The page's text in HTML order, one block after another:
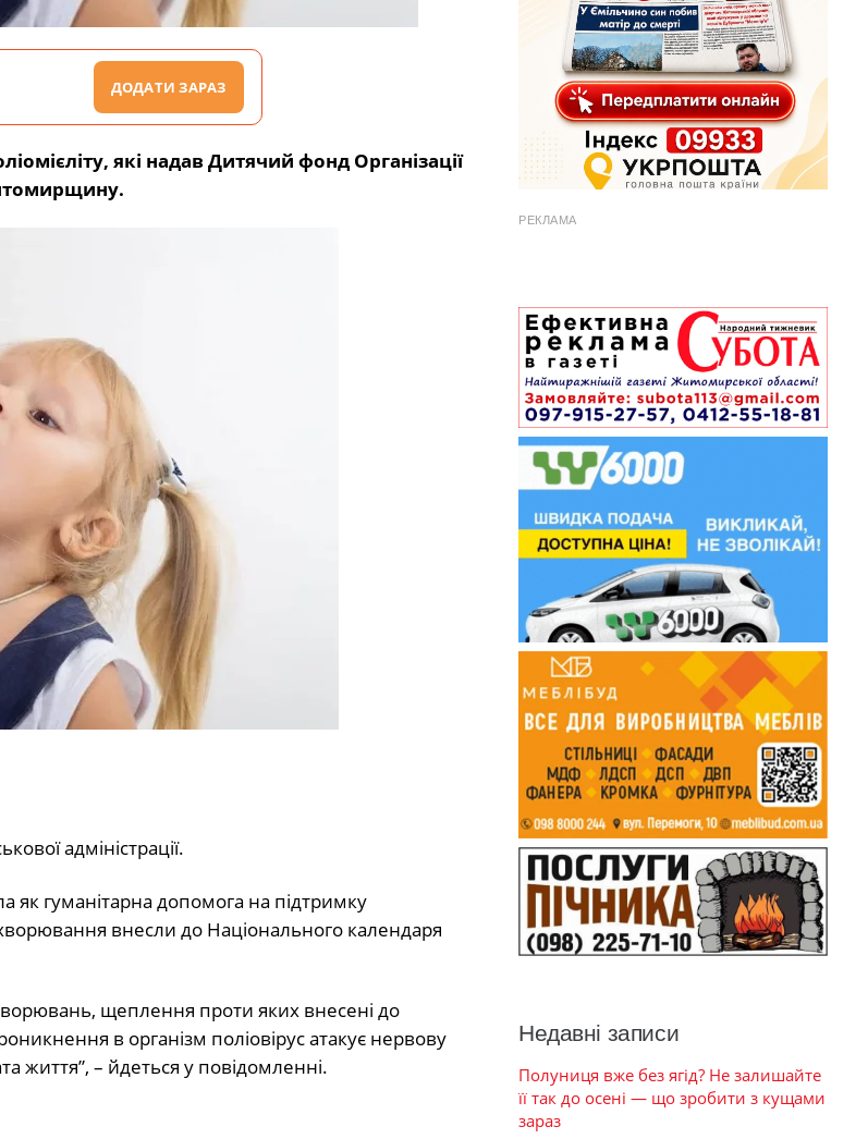
ДОДАТИ ЗАРАЗ
які надав Дитячий фонд Організації
адміністрації.
як гуманітарна допомога на підтримку
внесли до Національного календаря
щеплення проти яких внесені до
в організм поліовірус атакує нервову
життя”, – йдеться у повідомленні.
РЕКЛАМА
Недавні записи
Полуниця вже без ягід? Не залишайте
її так до осені — що зробити з кущами
зараз